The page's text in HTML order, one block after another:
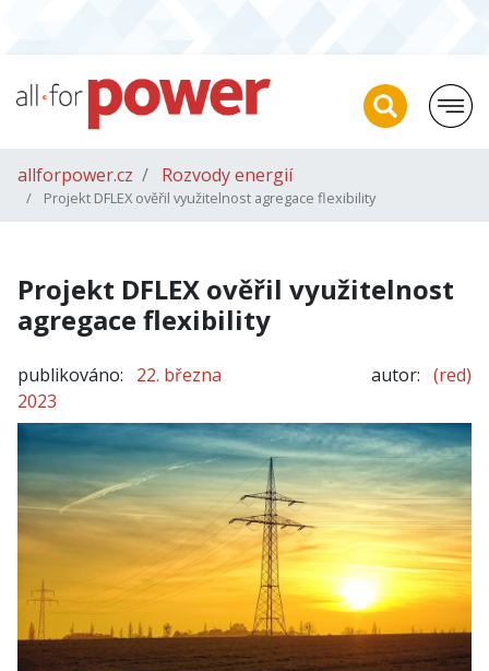
allforpower.cz Rozvody energií
Projekt DFLEX ověřil využitelnost agregace flexibility
Projekt DFLEX ověřil využitelnost
agregace flexibility
publikováno:
22. března
2023
autor: (red)